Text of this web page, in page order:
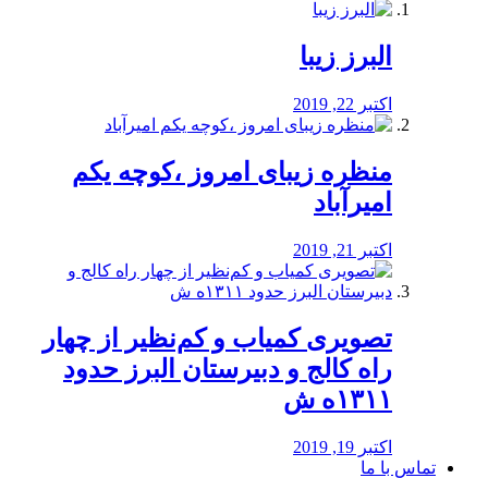
البرز زیبا
اکتبر 22, 2019
منظره‌‌ زیبای امروز ،کوچه یکم
امیرآباد
اکتبر 21, 2019
️تصویری کمیاب و کم‌نظیر از چهار
راه كالج و دبيرستان البرز حدود
۱۳۱۱ه ش
اکتبر 19, 2019
تماس با ما